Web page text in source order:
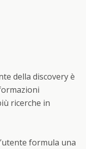
della discovery è
ricerche in
formula una